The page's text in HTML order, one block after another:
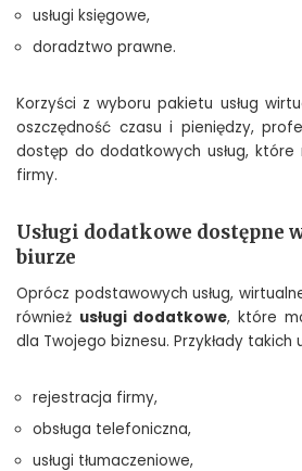
usługi księgowe,
doradztwo prawne.
Korzyści z wyboru pakietu usług
oszczędność czasu i pieniędzy,
dostęp do dodatkowych usług,
firmy.
Usługi dodatkowe dostępne
biurze
Oprócz podstawowych usług,
również usługi dodatkowe, które
dla Twojego biznesu. Przykłady takich
rejestracja firmy,
obsługa telefoniczna,
usługi tłumaczeniowe,